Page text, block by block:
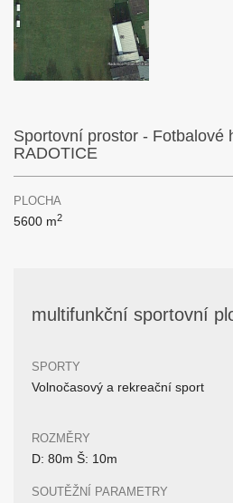
Sportovní prostor - Fotbalové
RADOTICE
PLOCHA
5600 m2
multifunkční sportovní
SPORTY
Volnočasový a rekreační sport
ROZMĚRY
D: 80m Š: 10m
SOUTĚŽNÍ PARAMETRY